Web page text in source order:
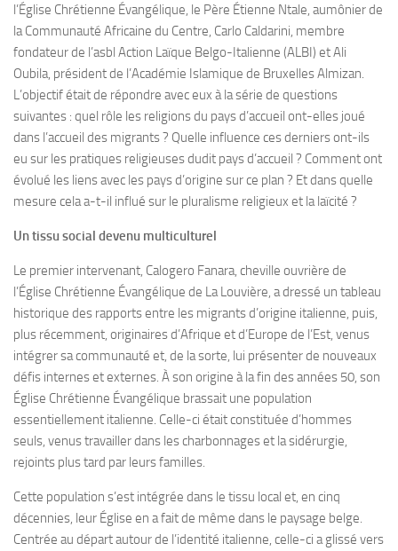
l’Église Chrétienne Évangélique, le Père Étienne Ntale, aumônier de
la Communauté Africaine du Centre, Carlo Caldarini, membre
fondateur de l’asbl Action Laïque Belgo-Italienne (ALBI) et Ali
Oubila, président de l’Académie Islamique de Bruxelles Almizan.
L’objectif était de répondre avec eux à la série de questions
suivantes : quel rôle les religions du pays d’accueil ont-elles joué
dans l’accueil des migrants ? Quelle influence ces derniers ont-ils
eu sur les pratiques religieuses dudit pays d’accueil ? Comment ont
évolué les liens avec les pays d’origine sur ce plan ? Et dans quelle
mesure cela a-t-il influé sur le pluralisme religieux et la laïcité ?
Un tissu social devenu multiculturel
Le premier intervenant, Calogero Fanara, cheville ouvrière de
l’Église Chrétienne Évangélique de La Louvière, a dressé un tableau
historique des rapports entre les migrants d’origine italienne, puis,
plus récemment, originaires d’Afrique et d’Europe de l’Est, venus
intégrer sa communauté et, de la sorte, lui présenter de nouveaux
défis internes et externes. À son origine à la fin des années 50, son
Église Chrétienne Évangélique brassait une population
essentiellement italienne. Celle-ci était constituée d’hommes
seuls, venus travailler dans les charbonnages et la sidérurgie,
rejoints plus tard par leurs familles.
Cette population s’est intégrée dans le tissu local et, en cinq
décennies, leur Église en a fait de même dans le paysage belge.
Centrée au départ autour de l’identité italienne, celle-ci a glissé vers